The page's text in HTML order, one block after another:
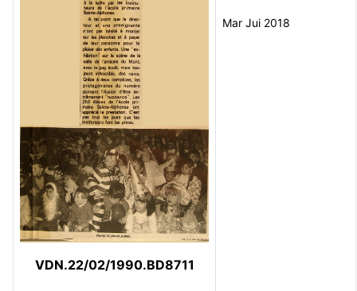
VDN.22/02/1990.BD8711
Mar Jui 2018